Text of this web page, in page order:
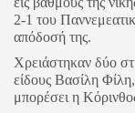
2-1 του
απόδοσή της.
Χρειάστηκαν δύο
είδους Βασίλη
μπορέσει η